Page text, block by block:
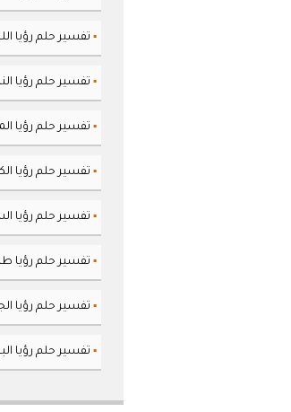
▪ تفسير حلم رؤيا
▪ تفسير حلم رؤيا
▪ تفسير حلم رؤيا
▪ تفسير حلم رؤيا
▪ تفسير حلم رؤيا
▪ تفسير حلم رؤيا
▪ تفسير حلم رؤيا
▪ تفسير حلم رؤيا